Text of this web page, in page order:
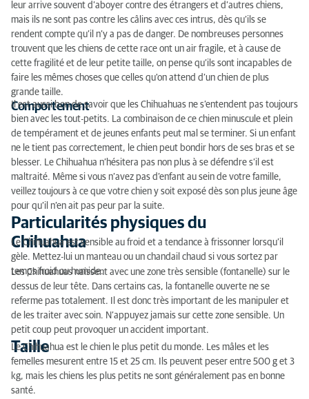
Les maladies héréditaires du Chihuahua
Type
leur arrive souvent d’aboyer contre des étrangers et d’autres chiens,
mais ils ne sont pas contre les câlins avec ces intrus, dès qu’ils se
rendent compte qu’il n’y a pas de danger. De nombreuses personnes
trouvent que les chiens de cette race ont un air fragile, et à cause de
cette fragilité et de leur petite taille, on pense qu’ils sont incapables de
faire les mêmes choses que celles qu'on attend d’un chien de plus
grande taille.
Comportement
Il est aussi bon de savoir que les Chihuahuas ne s’entendent pas toujours
bien avec les tout-petits. La combinaison de ce chien minuscule et plein
de tempérament et de jeunes enfants peut mal se terminer. Si un enfant
ne le tient pas correctement, le chien peut bondir hors de ses bras et se
blesser. Le Chihuahua n’hésitera pas non plus à se défendre s’il est
maltraité. Même si vous n’avez pas d’enfant au sein de votre famille,
veillez toujours à ce que votre chien y soit exposé dès son plus jeune âge
pour qu’il n’en ait pas peur par la suite.
Particularités physiques du
Chihuahua
Le Chihuahua est sensible au froid et a tendance à frissonner lorsqu’il
gèle. Mettez-lui un manteau ou un chandail chaud si vous sortez par
temps froid ou humide.
Les Chihuahuas naissent avec une zone très sensible (fontanelle) sur le
dessus de leur tête. Dans certains cas, la fontanelle ouverte ne se
referme pas totalement. Il est donc très important de les manipuler et
de les traiter avec soin. N’appuyez jamais sur cette zone sensible. Un
petit coup peut provoquer un accident important.
Taille
Le Chihuahua est le chien le plus petit du monde. Les mâles et les
femelles mesurent entre 15 et 25 cm. Ils peuvent peser entre 500 g et 3
kg, mais les chiens les plus petits ne sont généralement pas en bonne
santé.